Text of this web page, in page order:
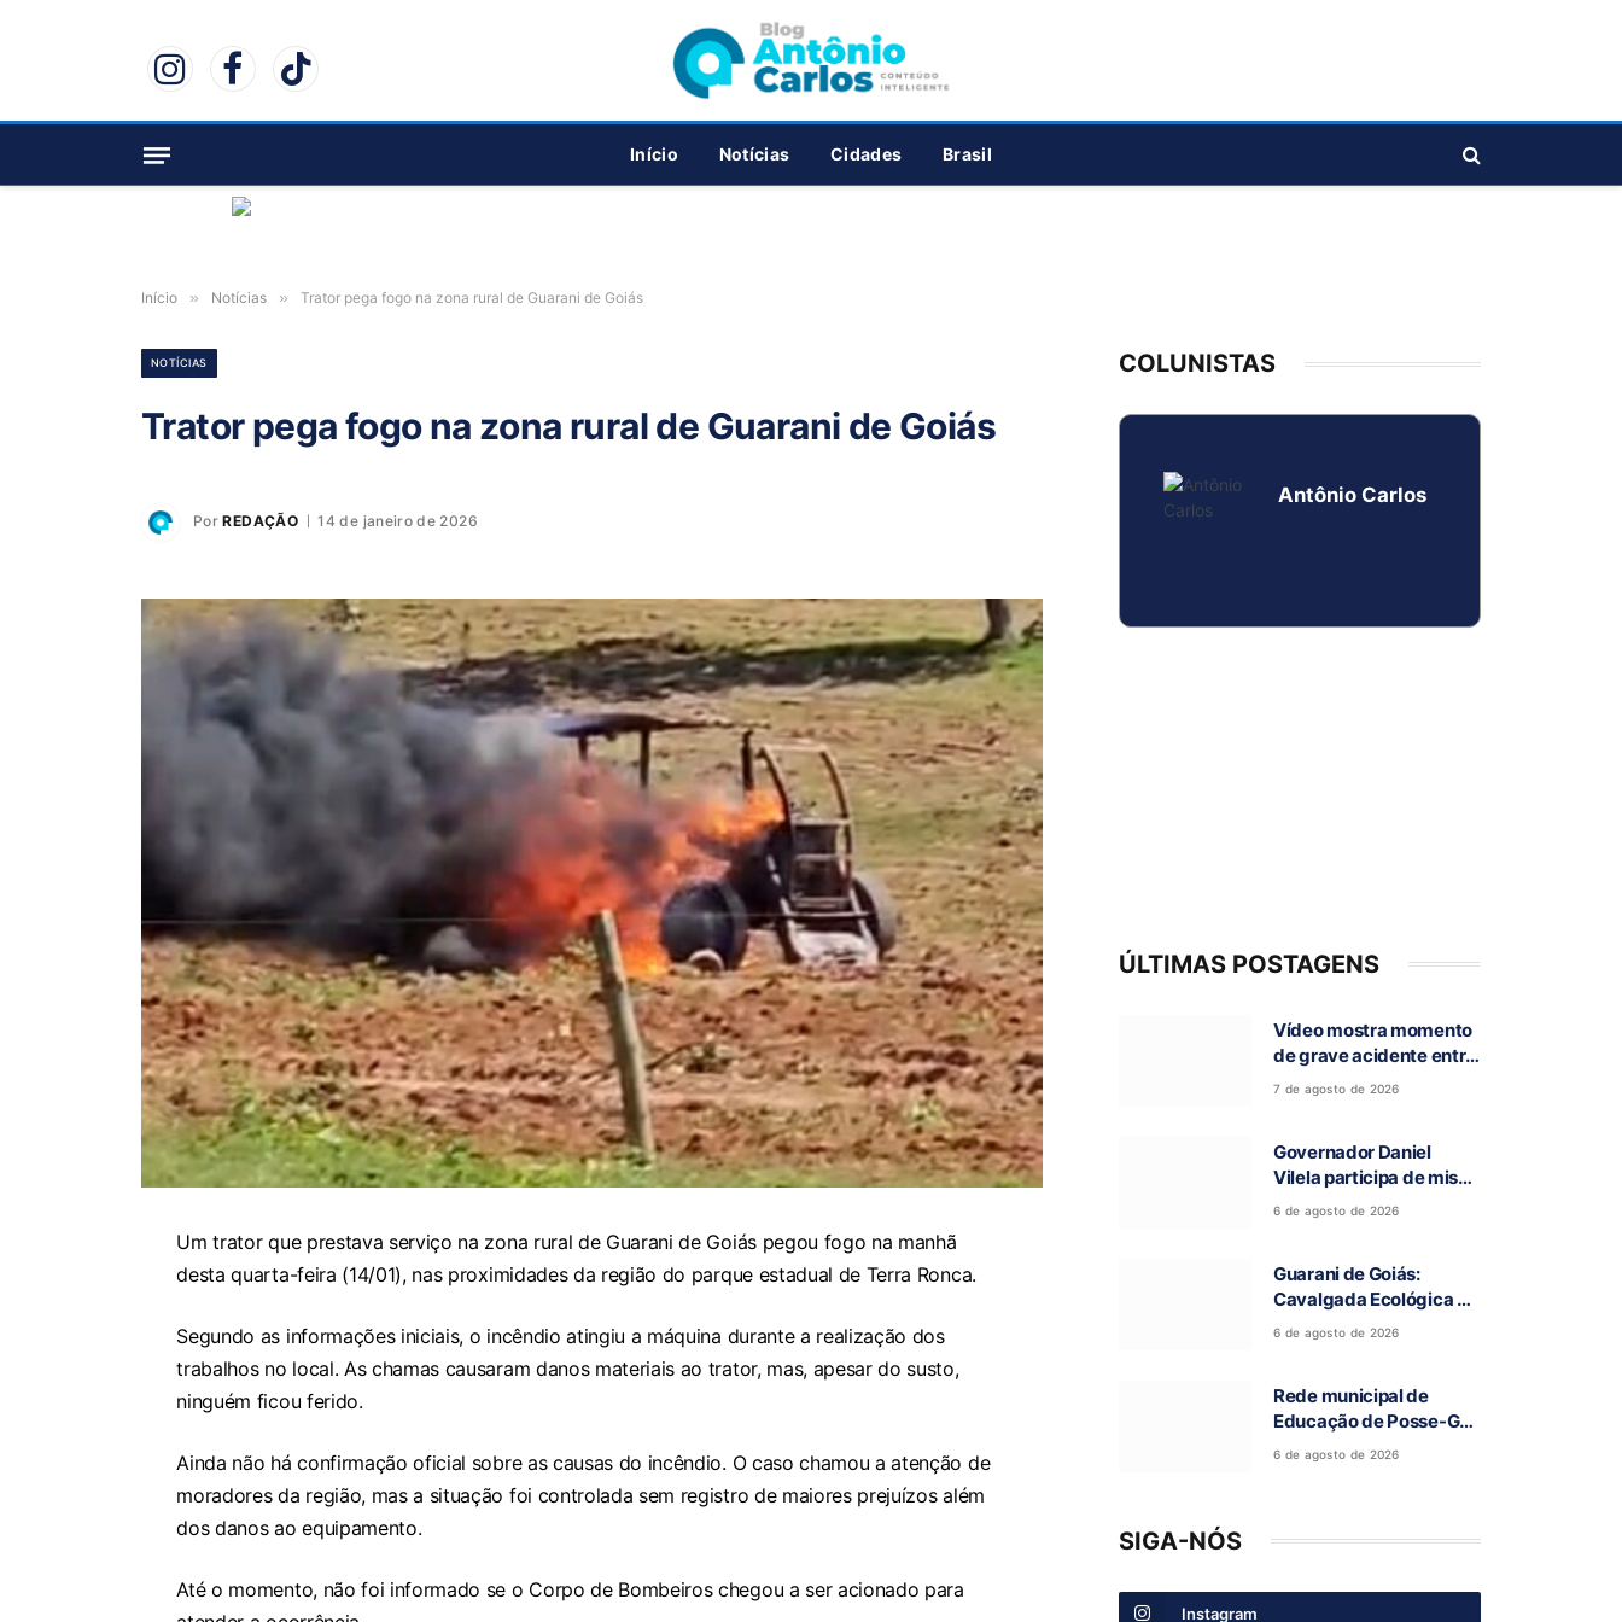
InstagramFacebookTikTok
Início Notícias Cidades Brasil
PUBLICIDADE
Início » Notícias » Trator pega fogo na zona rural de Guarani de Goiás
NOTÍCIAS
Trator pega fogo na zona rural de Guarani de Goiás
Por REDAÇÃO 14 de janeiro de 2026
Um trator que prestava serviço na zona rural de Guarani de Goiás pegou fogo na manhã
desta quarta-feira (14/01), nas proximidades da região do parque estadual de Terra Ronca.
Segundo as informações iniciais, o incêndio atingiu a máquina durante a realização dos
trabalhos no local. As chamas causaram danos materiais ao trator, mas, apesar do susto,
ninguém ficou ferido.
Ainda não há confirmação oficial sobre as causas do incêndio. O caso chamou a atenção de
moradores da região, mas a situação foi controlada sem registro de maiores prejuízos além
dos danos ao equipamento.
Até o momento, não foi informado se o Corpo de Bombeiros chegou a ser acionado para
COLUNISTAS
Antônio Carlos
ÚLTIMAS POSTAGENS
Vídeo mostra momento
de grave acidente entre
ônibus e caminhão que
7 de agosto de 2026
Governador Daniel
Vilela participa de missa
e visita caverna durante
Ronca
6 de agosto de 2026
Guarani de Goiás:
Cavalgada Ecológica da
Fé reúne grande público
6 de agosto de 2026
Rede municipal de
Educação de Posse-GO
atinge resultado
6 de agosto de 2026
SIGA-NÓS
Instagram